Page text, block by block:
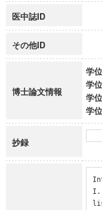
医中誌ID
その他ID
博士論文情報
学
学
学
学
抄録
I.